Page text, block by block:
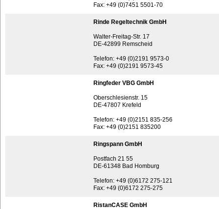
Fax: +49 (0)7451 5501-70
Rinde Regeltechnik GmbH
Walter-Freitag-Str. 17
DE-42899 Remscheid
Telefon: +49 (0)2191 9573-0
Fax: +49 (0)2191 9573-45
Ringfeder VBG GmbH
Oberschlesienstr. 15
DE-47807 Krefeld
Telefon: +49 (0)2151 835-256
Fax: +49 (0)2151 835200
Ringspann GmbH
Postfach 21 55
DE-61348 Bad Homburg
Telefon: +49 (0)6172 275-121
Fax: +49 (0)6172 275-275
RistanCASE GmbH